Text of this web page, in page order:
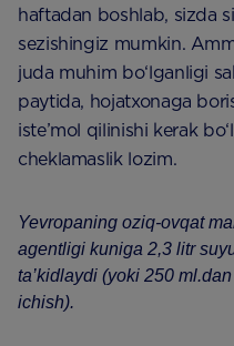
haftadan boshlab, sizda
sezishingiz mumkin.
juda muhim bo‘lganligi
paytida, hojatxonaga
iste’mol qilinishi kerak
cheklamaslik lozim.
Yevropaning oziq-ovqat
agentligi kuniga 2,3 litr
ta’kidlaydi (yoki 250
ichish).